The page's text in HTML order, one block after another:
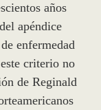
años
apéndice
enfermedad
criterio no
de Reginald